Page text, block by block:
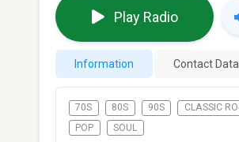
Play Radio
Information Contact Data
70S 80S 90S CLASSIC
POP
SOUL